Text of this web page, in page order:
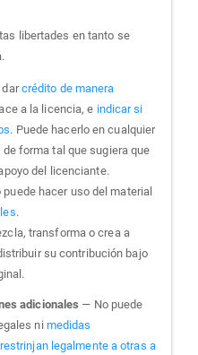
libertades en tanto se
darcrédito de manera
a la licencia, e indicar si
. Puede hacerlo en cualquier
forma tal que sugiera que
del licenciante.
hacer uso del material
.
transforma o crea a
su contribución bajo
adicionales — No puede
ni medidas
legalmente a otras a